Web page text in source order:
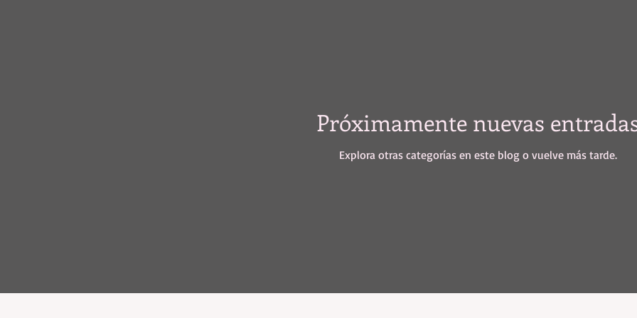
Próximamente nuevas
Explora otras categorías en este blog o vuelve más tarde.